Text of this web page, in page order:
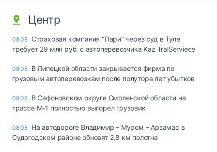
Центр
08.08 Страховая компания "Пари" через суд в Туле
требует 29 млн руб. с автоперевозчика Kaz TralServiece
08.08 В Липецкой области закрывается фирма по
грузовым автоперевозкам после полутора лет убытков
08.08 В Сафоновском округе Смоленской области на
трассе М-1 полностью выгорел грузовик
08.08 На автодороге Владимир – Муром – Арзамас в
Судогодском районе обновят 2,8 км полотна